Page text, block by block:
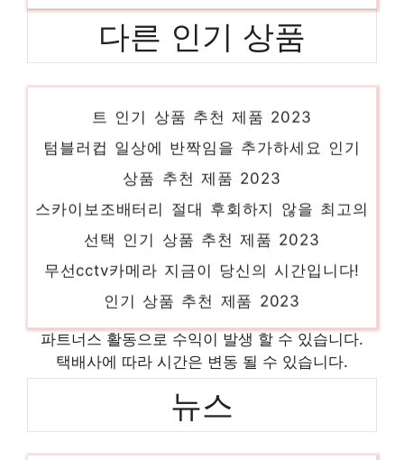
다른 인기 상품
트 인기 상품 추천 제품 2023
텀블러컵 일상에 반짝임을 추가하세요 인기
상품 추천 제품 2023
스카이보조배터리 절대 후회하지 않을 최고의
선택 인기 상품 추천 제품 2023
무선cctv카메라 지금이 당신의 시간입니다!
인기 상품 추천 제품 2023
템! 인기 상품 추천 제품 2023
krc-1004 당신만의 특별한 아이템! 인기 상
품 추천 제품 2023
파트너스 활동으로 수익이 발생 할 수 있습니다.
택배사에 따라 시간은 변동 될 수 있습니다.
뉴스